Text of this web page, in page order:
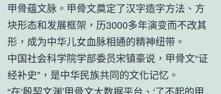
甲骨蕴文脉。甲骨文奠定了汉字造字方法、方
块形态和发展框架，历3000多年演变而不改其
形，成为中华儿女血脉相通的精神纽带。
中国社会科学院学部委员宋镇豪说，甲骨文“证
经补史”，是中华民族共同的文化记忆。